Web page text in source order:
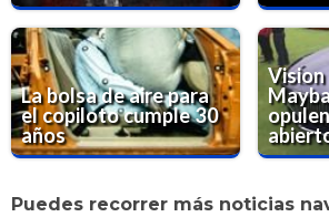
La bolsa de aire para
el copiloto cumple 30
años
Puedes recorrer más noticias